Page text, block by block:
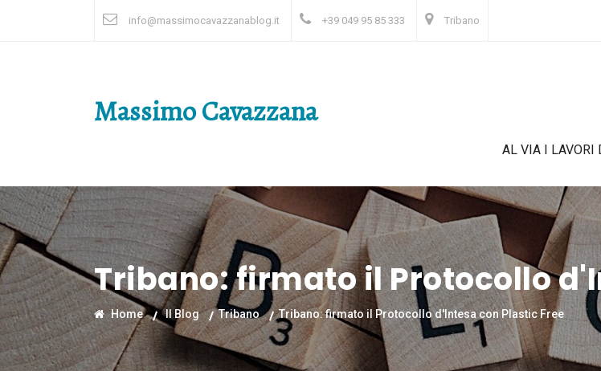
info@massimocavazzanablog.it +39 049 95 85 333 Tribano
Massimo Cavazzana
AL VIA I LAVORI
Tribano: firmato il Protocollo
Home Il Blog Tribano Tribano: firmato il Protocollo d'Intesa con Plastic Free